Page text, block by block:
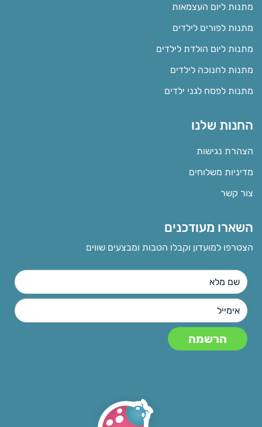
מתנות ליום העצמאות
מתנות לפורים לילדים
מתנות ליום הולדת לילדים
מתנות לחנוכה לילדים
מתנות לפסח לגני ילדים
החנות שלנו
הצהרת נגישות
מדיניות משלוחים
צור קשר
השארו מעודכנים
הצטרפו למועדון וקבלו הטבות ומבצעים שווים